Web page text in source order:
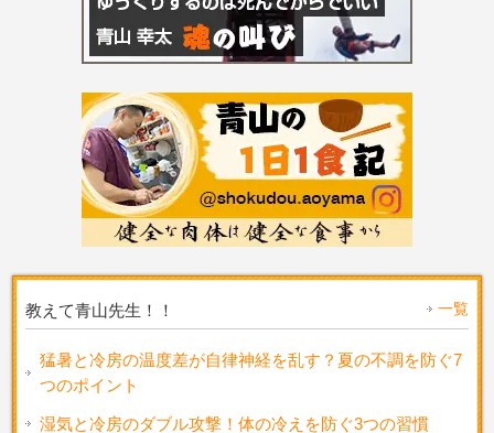
教えて青山先生！！ 一覧
猛暑と冷房の温度差が自律神経を乱す？夏の不調を防ぐ7
つのポイント
湿気と冷房のダブル攻撃！体の冷えを防ぐ3つの習慣